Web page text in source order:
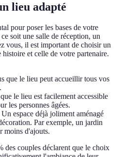
lieu adapté
pour poser les bases de votre
soit une salle de réception, un
vous, il est important de choisir un
et celle de votre partenaire.
que le lieu peut accueillir tous vos
le lieu est facilement accessible
les personnes âgées.
Un espace déjà joliment aménagé
Par exemple, un jardin
moins d'ajouts.
des couples déclarent que le choix